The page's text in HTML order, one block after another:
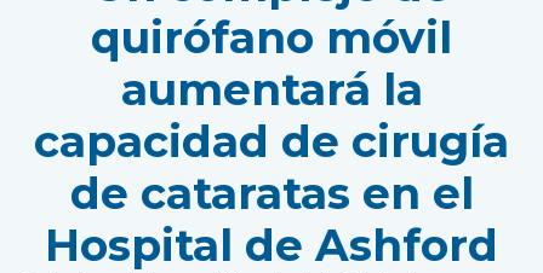
quirófano móvil
aumentará la
capacidad de cirugía
de cataratas en el
Hospital de Ashford